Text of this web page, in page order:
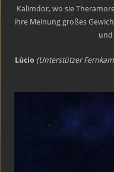
Kalimdor, wo sie
ihre Meinung großes
und
Lúcio (Unterstützer